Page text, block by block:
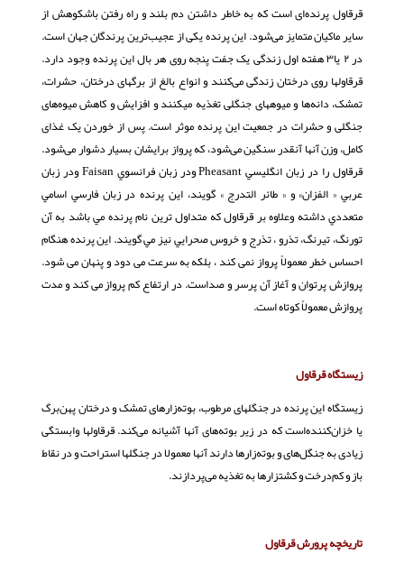
قرقاول پرنده‌ای است که به خاطر داشتن دم بلند و راه رفتن باشکوهش از
سایر ماکیان متمایز می‌شود. این پرنده یکی از عجیب‌ترین پرندگان جهان است.
در ۲ یا۳ هفته اول زندگی یک جفت پنجه روی هر بال این پرنده وجود دارد.
قرقاول‎ها روی درختان زندگی می‌کنند و انواع بالغ از برگ‎های درختان، حشرات،
تمشک، دانه‌ها و میوه‎های جنگلی تغذیه می‎کنند و افزایش و کاهش میوه‌های
جنگلی و حشرات در جمعیت این پرنده موثر است. پس از خوردن یک غذای
کامل، وزن آن‎ها آن‎قدر سنگین می‌شود، که پرواز برایشان بسیار دشوار می‌شود.
قرقاول را در زبان انگليسي Pheasant ودر زبان فرانسوي Faisan ودر زبان
عربي « الفزان» و « طائر التدرج » گويند، اين پرنده در زبان فارسي اسامي
متعددي داشته وعلاوه بر قرقاول كه متداول ترين نام پرنده مي باشد به آن
تورنگ، تيرنگ، تذرو ، تذرج و خروس صحرايي نيز مي گويند. این پرنده هنگام
احساس خطر معمولاً پرواز نمی کند ، بلکه به سرعت می دود و پنهان می شود.
پروازش پرتوان و آغاز آن پرسر و صداست. در ارتفاع کم پرواز می کند و مدت
پروازش معمولاً کوتاه است.
زیستگاه قرقاول
زیستگاه این پرنده در جنگل‎های مرطوب، بوته‌زارهای تمشک و درختان پهن‌برگ
یا خزان‌کننده‌است که در زیر بوته‌های آن‎ها آشیانه می‌کند. قرقاولها وابستگی
زیادی به جنگل‌های و بوته‌زارها دارند آنها معمولا در جنگلها استراحت و در نقاط
باز و کم‌درخت و کشتزار‌ها به تغذیه می‌پردازند.
تاريخچه پرورش قرقاول